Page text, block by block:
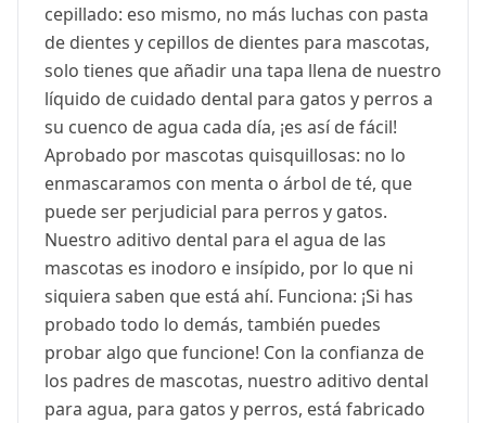
cepillado: eso mismo, no más luchas con pasta
de dientes y cepillos de dientes para mascotas,
solo tienes que añadir una tapa llena de nuestro
líquido de cuidado dental para gatos y perros a
su cuenco de agua cada día, ¡es así de fácil!
Aprobado por mascotas quisquillosas: no lo
enmascaramos con menta o árbol de té, que
puede ser perjudicial para perros y gatos.
Nuestro aditivo dental para el agua de las
mascotas es inodoro e insípido, por lo que ni
siquiera saben que está ahí. Funciona: ¡Si has
probado todo lo demás, también puedes
probar algo que funcione! Con la confianza de
los padres de mascotas, nuestro aditivo dental
para agua, para gatos y perros, está fabricado